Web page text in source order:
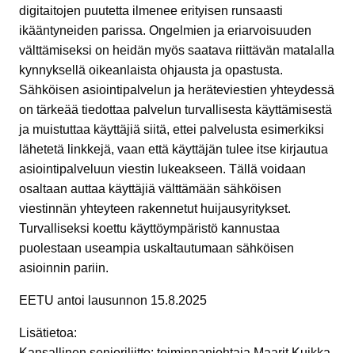
digitaitojen puutetta ilmenee erityisen runsaasti
ikääntyneiden parissa. Ongelmien ja eriarvoisuuden
välttämiseksi on heidän myös saatava riittävän matalalla
kynnyksellä oikeanlaista ohjausta ja opastusta.
Sähköisen asiointipalvelun ja heräteviestien yhteydessä
on tärkeää tiedottaa palvelun turvallisesta käyttämisestä
ja muistuttaa käyttäjiä siitä, ettei palvelusta esimerkiksi
lähetetä linkkejä, vaan että käyttäjän tulee itse kirjautua
asiointipalveluun viestin lukeakseen. Tällä voidaan
osaltaan auttaa käyttäjiä välttämään sähköisen
viestinnän yhteyteen rakennetut huijausyritykset.
Turvalliseksi koettu käyttöympäristö kannustaa
puolestaan useampia uskaltautumaan sähköisen
asioinnin pariin.
EETU antoi lausunnon 15.8.2025
Lisätietoa: